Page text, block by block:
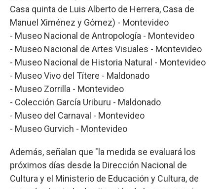
Casa quinta de Luis Alberto de Herrera, Casa de
Manuel Ximénez y Gómez) - Montevideo
- Museo Nacional de Antropología - Montevideo
- Museo Nacional de Artes Visuales - Montevideo
- Museo Nacional de Historia Natural - Montevideo
- Museo Vivo del Títere - Maldonado
- Museo Zorrilla - Montevideo
- Colección García Uriburu - Maldonado
- Museo del Carnaval - Montevideo
- Museo Gurvich - Montevideo
Además, señalan que "la medida se evaluará los
próximos días desde la Dirección Nacional de
Cultura y el Ministerio de Educación y Cultura, de